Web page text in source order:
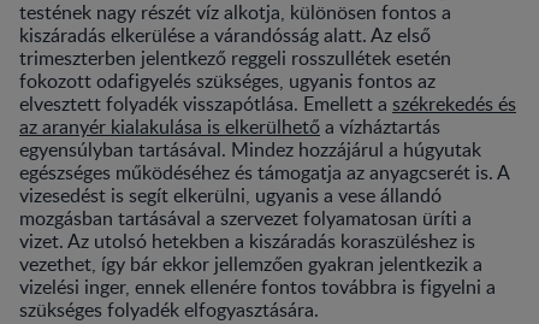
testének nagy részét víz alkotja, különösen fontos a
kiszáradás elkerülése a várandósság alatt. Az első
trimeszterben jelentkező reggeli rosszullétek esetén
fokozott odafigyelés szükséges, ugyanis fontos az
elvesztett folyadék visszapótlása. Emellett a székrekedés és
az aranyér kialakulása is elkerülhetőa vízháztartás
egyensúlyban tartásával. Mindez hozzájárul a húgyutak
egészséges működéséhez és támogatja az anyagcserét is. A
vizesedést is segít elkerülni, ugyanis a vese állandó
mozgásban tartásával a szervezet folyamatosan üríti a
vizet. Az utolsó hetekben a kiszáradás koraszüléshez is
vezethet, így bár ekkor jellemzően gyakran jelentkezik a
vizelési inger, ennek ellenére fontos továbbra is figyelni a
szükséges folyadék elfogyasztására.